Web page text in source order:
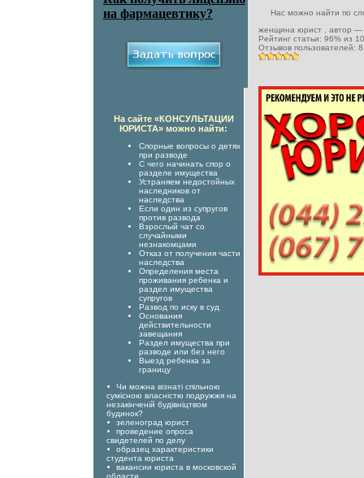
Нас можно найти по
женщина юрист
, автор —
Рейтинг статьи: 96% из
Отзывов пользователей: 8
На сайте «КОНСУЛЬТАЦИИ
ЮРИСТА» можно найти:
Спорные вопросы о детях
при разводе
С чего начинать спор о
разделе имущества
Устраняем недостойных
наследников от
наследства
Если один из супругов
против развода
Взрослый чат со
случайными
незнакомцами
Отказ от получения части
наследства
Определения места
проживания ребенка и
раздел имущества
супругов
Развод по иску в суд
Основания
действительности
завещания
Раздел имущества при
разводе или без него
Выезд ребенка за
границу
Чи можна візнаті спільною
сумісною власністю подружжя на
незакінченій будівніцтвом
будинок?
зеленоград юрист
проведение опроса
свидетелей по делу
образец характеристики
студента юриста
вакансии юриста в московской
области